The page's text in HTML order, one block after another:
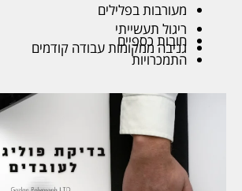
מעורבות בפלילים
ריגול תעשייתי
גניבה ממקומות עבודה קודמים
חובות כספיים
התמכרויות